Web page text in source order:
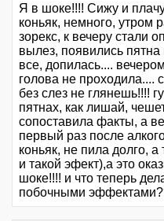
Я в шоке!!!! Сижу и
коньяк, немного, утром
зорекс, к вечеру стали
вылез, появились
все, допилась....
голова не проходила....
без слез не глянешь!!!!
пятнах, как лишай,
сопоставила факты, а
первый раз после
коньяк, не пила долго, а
и такой эфект),а это
шоке!!!! и что теперь
побочными